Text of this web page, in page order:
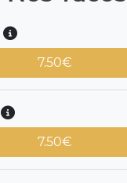
7.50€
7.50€